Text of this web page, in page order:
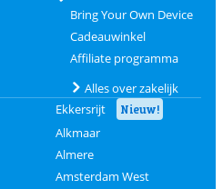
Bring Your Own Device
Cadeauwinkel
Affiliate programma
Alles over zakelijk
Ekkersrijt Nieuw!
Alkmaar
Almere
Amsterdam West